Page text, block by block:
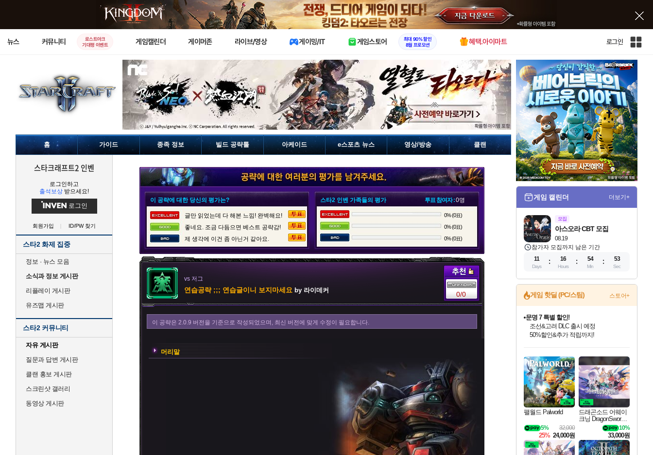
X
뉴스 커뮤니티
로스트아크
기대평 이벤트
게임캘린더 게이머존 라이브/영상 게이밍/IT 게임스토어
최대 90% 할인
8월 프로모션
혜택.아이마트 로그인
인
사
이
트
맵
홈 가이드 종족 정보 빌드 공략툴 아케이드 e스포츠 뉴스 영상/방송 클랜
스타크래프트2 인벤
로그인하고
출석보상 받으세요!
로그인
회원가입 ID/PW 찾기
스타2 화제 집중
정보 · 뉴스 모음
소식과 정보 게시판
리플레이 게시판
유즈맵 게시판
스타2 커뮤니티
자유 게시판
질문과 답변 게시판
클랜 홍보 게시판
스크린샷 갤러리
동영상 게시판
이 공략에 대한 당신의 평가는?
글만 읽었는데 다 해본 느낌! 완벽해요!
좋네요. 조금 다듬으면 베스트 공략감!
제 생각에 이건 좀 아닌거 같아요.
스타2 인벤 가족들의 평가 투표 참여자 :0명
0% (0표)
0% (0표)
0% (0표)
vs 저그
연습공략 ;;; 연습글이니 보지마세요 by 라이데커
0/0
이 공략은 2.0.9 버전을 기준으로 작성되었으며, 최신 버전에 맞게 수정이 필요합니다.
머리말
게임 캘린더 더보기+
모집
08.19
아스오라 CBT 모집
참가자 모집까지 남은 기간
11
Days
16
Hours
54
Min
53
Sec
게임 핫딜 (PC/스팀) 스토어+
최대 90% 할인가를 만나보세요!
네이버혜택과 함께 만나보세요!
문명 7 특별 할인!
조선&고려 DLC 출시 예정
50%할인&추가 적립까지!
네이버 포인트 혜택까지!
이니&베니 혜택까지!
네이버 혜택가와 함께 예약하세요!
할인&네이버혜택으로 만나보세요!
네이버페이 혜택과 만나보세요!
40주년 프로모션으로 만나보세요!
할인가에 만나보세요!
일부 에디션 상시 할인!
혜택으로 예약 판매 중
편안하게 충전하세요
팰월드 Palworld
32,000
5%
25% 24,000원
드래곤소드 어웨이
크닝 DragonSword A
10%
33,000원